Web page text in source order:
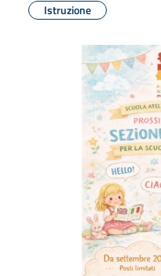
Istruzione